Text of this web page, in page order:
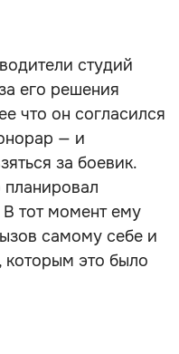
студий
его решения
что он согласился
— и
за боевик.
В тот момент ему
самому себе и
которым это было